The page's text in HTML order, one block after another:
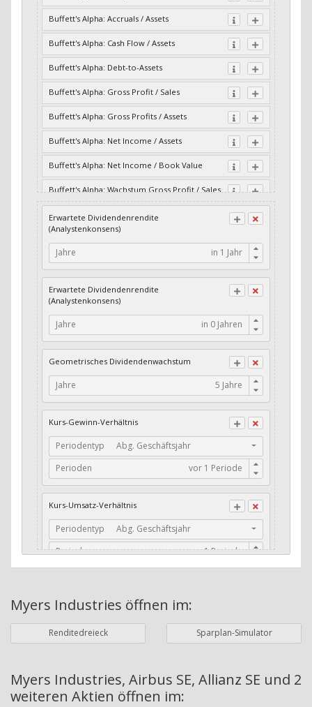
Buffett's Alpha: Accruals / Assets
Buffett's Alpha: Cash Flow / Assets
Buffett's Alpha: Debt-to-Assets
Buffett's Alpha: Gross Profit / Sales
Buffett's Alpha: Gross Profits / Assets
Buffett's Alpha: Net Income / Assets
Buffett's Alpha: Net Income / Book Value
Buffett's Alpha: Wachstum Gross Profit / Sales
Buffett's Alpha: Wachstum Residual Cash Flow
/ Assets
Buffett's Alpha: Wachstum Residual Gross
Profits / Assets
Income / Assets
Buffett's Alpha: Wachstum Residual Net
Income / Book Value
Cash-Quote
CFO / Interest Expense
Current Ratio
Long-Term Debt to Working Capital
Dividenden-Check
Stabiles Dividenden-Wachstum
Stabiles Dividenden-Wachstum (TTM)
Stabiles Absolutes Dividenden-Wachstum
Dividendenrendite (angekündigt)
Adj. Dividendenrendite (Market Cap)
Erwartete Dividendenrendite
(Analystenkonsens)
Jahre
Erwartete Dividendenrendite
(Analystenkonsens)
Jahre
Geometrisches Dividendenwachstum
Jahre
Kurs-Gewinn-Verhältnis
Periodentyp
Abg. Geschäftsjahr
Perioden
Kurs-Umsatz-Verhältnis
Periodentyp
Abg. Geschäftsjahr
Perioden
Währung Bilanzierungswährung
Periodentyp
Jahre
Perioden
Myers Industries öffnen im:
Renditedreieck Sparplan-Simulator
Myers Industries, Airbus SE, Allianz SE und 2
weiteren Aktien öffnen im: